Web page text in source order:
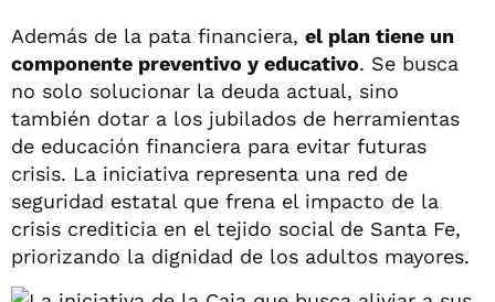
Además de la pata financiera, el plan tiene un
componente preventivo y educativo. Se busca
no solo solucionar la deuda actual, sino
también dotar a los jubilados de herramientas
de educación financiera para evitar futuras
crisis. La iniciativa representa una red de
seguridad estatal que frena el impacto de la
crisis crediticia en el tejido social de Santa Fe,
priorizando la dignidad de los adultos mayores.